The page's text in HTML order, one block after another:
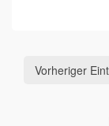
Vorheriger